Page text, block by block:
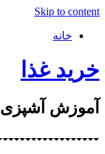
Skip to content
خانه
خرید غذا
آموزش آشپزی